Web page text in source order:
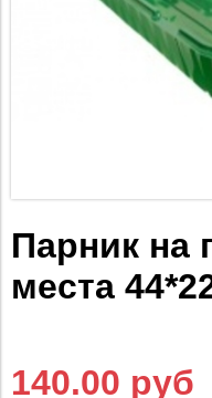
Парник на
места
140.00 руб